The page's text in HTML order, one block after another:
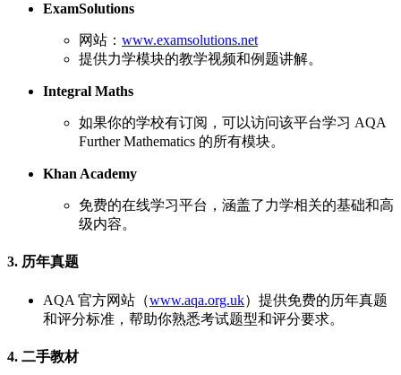
ExamSolutions
网站： www.examsolutions.net
提供力学模块的教学视频和例题讲解。
Integral Maths
如果你的学校有订阅，可以访问该平台学习 AQA
Further Mathematics 的所有模块。
Khan Academy
免费的在线学习平台，涵盖了力学相关的基础和高
级内容。
3. 历年真题
AQA 官方网站（www.aqa.org.uk）提供免费的历年真题
和评分标准，帮助你熟悉考试题型和评分要求。
4. 二手教材